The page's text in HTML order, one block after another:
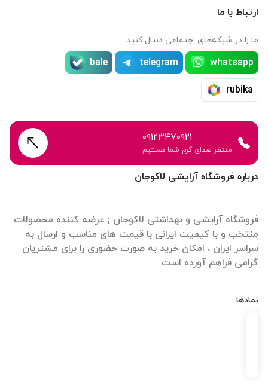
درباره فروشگاه آرایشی لاکوجان
فروشگاه آرایشی و بهداشتی لاکوجان ; عرضه کننده محصولات
منتخب و با کیفیت ایرانی با قیمت های مناسب و ارسال به
سراسر ایران ، امکان خرید به صورت حضوری را برای مشتریان
گرامی فراهم آورده است
نمادها
ارتباط با ما
ما را در شبکه‌های اجتماعی دنبال کنید
whatsapp
telegram
bale
rubika
۰۹۱۲۳۴۷۰۹۲۱
منتظر صدای گرم شما هستیم